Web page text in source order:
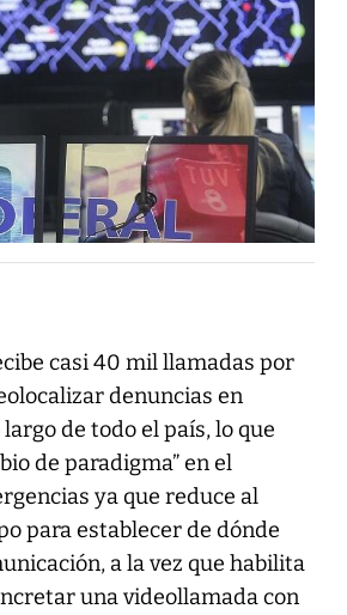
casi 40 mil llamadas por
denuncias en
de todo el país, lo que
de paradigma” en el
ya que reduce al
para establecer de dónde
a la vez que habilita
una videollamada con